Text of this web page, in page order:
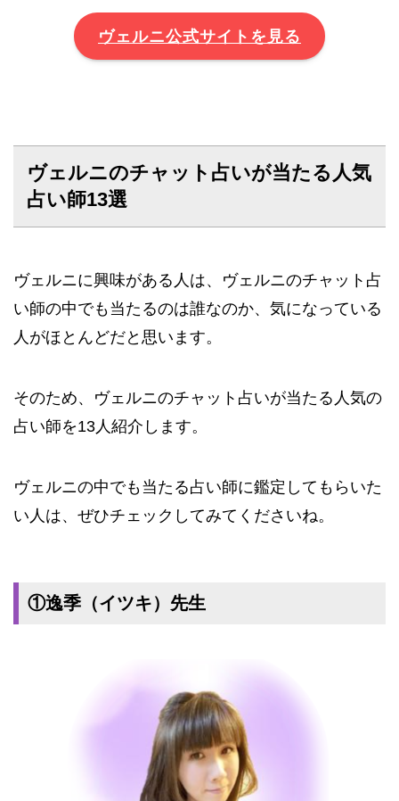
ヴェルニ公式サイトを見る
ヴェルニのチャット占いが当たる人気
占い師13選
ヴェルニに興味がある人は、ヴェルニのチャット占
い師の中でも当たるのは誰なのか、気になっている
人がほとんどだと思います。
そのため、ヴェルニのチャット占いが当たる人気の
占い師を13人紹介します。
ヴェルニの中でも当たる占い師に鑑定してもらいた
い人は、ぜひチェックしてみてくださいね。
①逸季（イツキ）先生